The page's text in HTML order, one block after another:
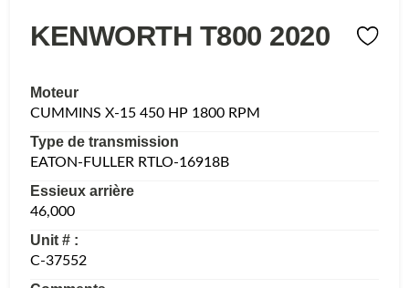
KENWORTH T800 2020
Moteur
CUMMINS X-15 450 HP 1800 RPM
Type de transmission
EATON-FULLER RTLO-16918B
Essieux arrière
46,000
Unit # :
C-37552